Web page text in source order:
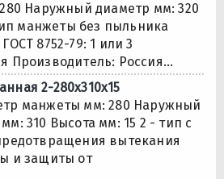
Наружный диаметр мм: 320
манжеты без пыльника
8752-79: 1 или 3
Производитель: Россия...
2-280х310х15
манжеты мм: 280 Наружный
310 Высота мм: 15 2 - тип с
вытекания
и защиты от